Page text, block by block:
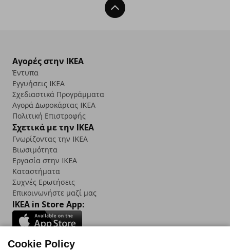
Back To Top
Αγορές στην IKEA
Έντυπα
Εγγυήσεις IKEA
Σχεδιαστικά Προγράμματα
Αγορά Δωρoκάρτας IKEA
Πολιτική Επιστροφής
Σχετικά με την IKEA
Γνωρίζοντας την IKEA
Βιωσιμότητα
Εργασία στην IKEA
Καταστήματα
Συχνές Ερωτήσεις
Επικοινωνήστε μαζί μας
IKEA in Store App:
Cookie Policy